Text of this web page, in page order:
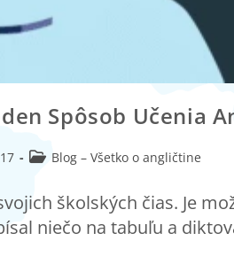
Spôsob Učenia
Blog – Všetko o angličtine
školských čias. Je
niečo na tabuľu a